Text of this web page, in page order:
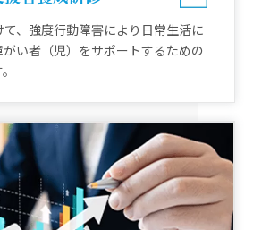
、強度行動障害により日常生活に
い者（児）をサポートするための